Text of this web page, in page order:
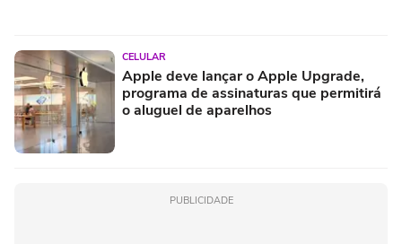
CELULAR
Apple deve lançar o Apple Upgrade,
programa de assinaturas que permitirá
o aluguel de aparelhos
PUBLICIDADE